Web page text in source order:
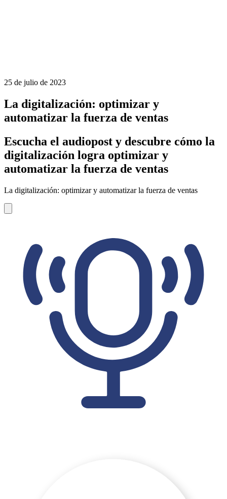
25 de julio de 2023
La digitalización: optimizar y
automatizar la fuerza de ventas
Escucha el audiopost y descubre cómo la
digitalización logra optimizar y
automatizar la fuerza de ventas
La digitalización: optimizar y automatizar la fuerza de ventas